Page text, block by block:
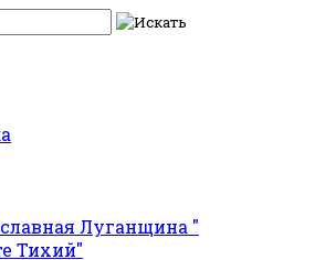
Луганщина "
Тихий"